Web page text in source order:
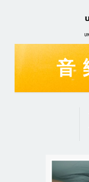
音